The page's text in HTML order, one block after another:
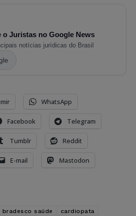
o Juristas no Google News
notícias jurídicas do Brasil
WhatsApp
Facebook Telegram
Tumblr Reddit
E-mail Mastodon
bradesco saúde
cardiopata